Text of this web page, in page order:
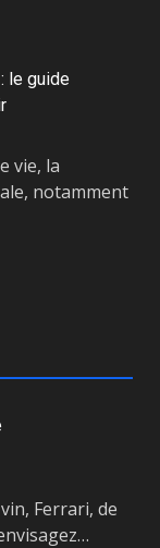
le guide
vie, la
notamment
Ferrari, de